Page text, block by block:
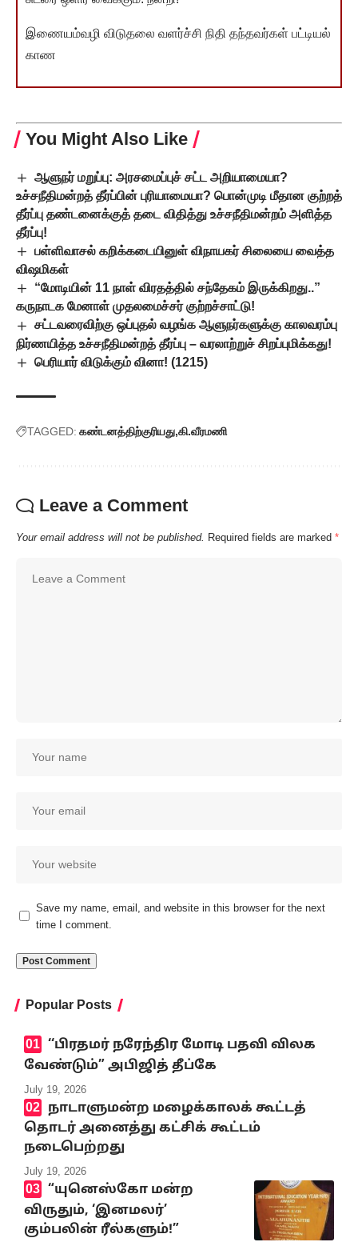
இணையம்வழி விடுதலை வளர்ச்சி நிதி தந்தவர்கள் பட்டியல்
காண
You Might Also Like
ஆளுநர் மறுப்பு: அரசமைப்புச் சட்ட அறியாமையா?
உச்சநீதிமன்றத் தீர்ப்பின் புரியாமையா? பொன்முடி மீதான குற்றத்
தீர்ப்பு தண்டனைக்குத் தடை விதித்து உச்சநீதிமன்றம் அளித்த
தீர்ப்பு!
பள்ளிவாசல் கறிக்கடையினுள் விநாயகர் சிலையை வைத்த
விஷமிகள்
“மோடியின் 11 நாள் விரதத்தில் சந்தேகம் இருக்கிறது..”
கருநாடக மேனாள் முதலமைச்சர் குற்றச்சாட்டு!
சட்டவரைவிற்கு ஒப்புதல் வழங்க ஆளுநர்களுக்கு காலவரம்பு
நிர்ணயித்த உச்சநீதிமன்றத் தீர்ப்பு – வரலாற்றுச் சிறப்புமிக்கது!
பெரியார் விடுக்கும் வினா! (1215)
TAGGED: கண்டனத்திற்குரியது கி.வீரமணி
Leave a Comment
Your email address will not be published. Required fields are marked *
Save my name, email, and website in this browser for the next
time I comment.
Popular Posts
‘‘பிரதமர் நரேந்திர மோடி பதவி விலக
வேண்டும்” அபிஜித் தீப்கே
July 19, 2026
நாடாளுமன்ற மழைக்காலக் கூட்டத்
தொடர் அனைத்து கட்சிக் கூட்டம்
நடைபெற்றது
July 19, 2026
“யுனெஸ்கோ மன்ற
விருதும், ‘இனமலர்’
கும்பலின் ரீல்களும்!”